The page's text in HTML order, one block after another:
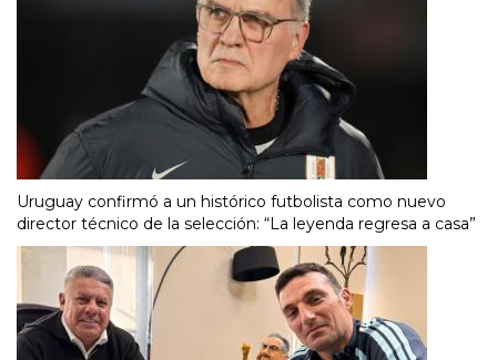
Uruguay confirmó a un histórico futbolista como nuevo
director técnico de la selección: “La leyenda regresa a casa”